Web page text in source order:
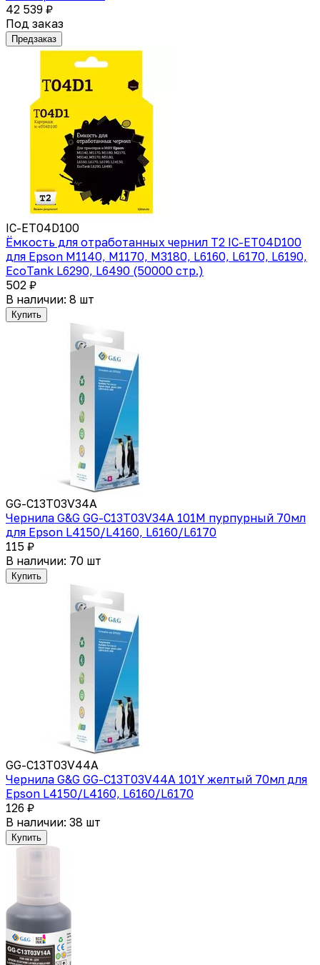
42 539 ₽
Под заказ
Предзаказ
IC-ET04D100
Ёмкость для отработанных чернил T2 IC-ET04D100
для Epson M1140, M1170, M3180, L6160, L6170, L6190,
EcoTank L6290, L6490 (50000 стр.)
502 ₽
В наличии: 8 шт
Купить
GG-C13T03V34A
Чернила G&G GG-C13T03V34A 101M пурпурный 70мл
для Epson L4150/L4160, L6160/L6170
115 ₽
В наличии: 70 шт
Купить
GG-C13T03V44A
Чернила G&G GG-C13T03V44A 101Y желтый 70мл для
Epson L4150/L4160, L6160/L6170
126 ₽
В наличии: 38 шт
Купить